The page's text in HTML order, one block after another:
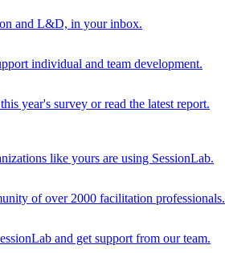
and L&D, in your inbox.
individual and team development.
year's survey or read the latest report.
like yours are using SessionLab.
of over 2000 facilitation professionals.
and get support from our team.